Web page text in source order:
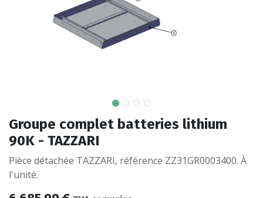
Groupe complet batteries lithium
90K - TAZZARI
Pièce détachée TAZZARI, référence ZZ31GR0003400. À
l'unité.